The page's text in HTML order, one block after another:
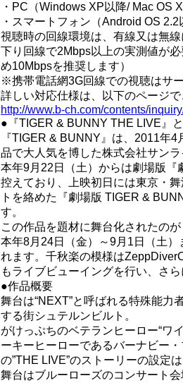
・PC（Windows XP以降/ Mac OS X
・スマートフォン（Android OS
視聴時の回線環境は、有線又は無
下り回線で2Mbps以上の実測値が
め10Mbpsを推奨します）
※携帯電話網3G回線での視聴はサ
詳しい対応仕様は、以下のページで
http://www.b-ch.com/contents/
●『TIGER & BUNNY THE LIVE』
『TIGER & BUNNY』は、2011年
品で大人気を博した株式会社サン
本年9月22日（土）からは劇場版
控えており、上映初日には東京・
トを絡めた『劇場版 TIGER &
す。
この作品を題材に舞台化されたの
本年8月24日（金）～9月1日（土
れます。千秋楽の模様は
もライブビューイングを行い、さ
●作品概要
舞台は“NEXT”と呼ばれる特殊能力
する街シュテルンビルト。
がけっぷちのベテランヒーロー“ワ
ーキーヒーローであるバーナビー
の”THE LIVE”のストーリーの設定
舞台はブルーローズのコンサート会